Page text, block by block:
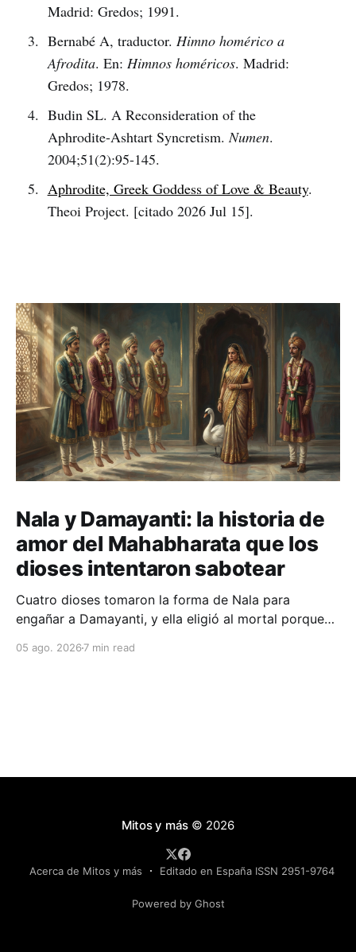
Madrid: Gredos; 1991.
Bernabé A, traductor. Himno homérico a
Afrodita. En: Himnos homéricos. Madrid:
Gredos; 1978.
Budin SL. A Reconsideration of the
Aphrodite-Ashtart Syncretism.Numen.
2004;51(2):95-145.
Aphrodite, Greek Goddess of Love & Beauty.
Theoi Project. [citado 2026 Jul 15].
Nala y Damayanti: la historia de
amor del Mahabharata que los
dioses intentaron sabotear
Cuatro dioses tomaron la forma de Nala para
engañar a Damayanti, y ella eligió al mortal porque
prueba para distinguir a un dios de un hombre es la
05 ago. 2026 7 min read
Mitos y más © 2026
Acerca de Mitos y más Editado en España ISSN 2951-9764
Powered by Ghost